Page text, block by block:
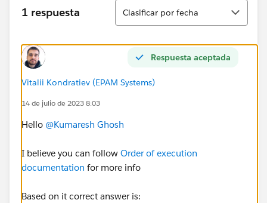
1 respuesta
Ordenar
Clasificar por fecha
Respuesta aceptada
Vitalii Kondratiev (EPAM Systems)
14 de julio de 2023 8:03
Hello @Kumaresh Ghosh
I believe you can follow Order of execution
documentation for more info
Based on it correct answer is: